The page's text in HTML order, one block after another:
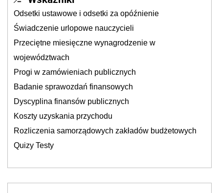
Odsetki ustawowe i odsetki za opóźnienie
Świadczenie urlopowe nauczycieli
Przeciętne miesięczne wynagrodzenie w
województwach
Progi w zamówieniach publicznych
Badanie sprawozdań finansowych
Dyscyplina finansów publicznych
Koszty uzyskania przychodu
Rozliczenia samorządowych zakładów budżetowych
Quizy Testy